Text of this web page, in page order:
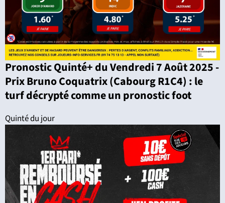
Pronostic Quinté+ du Vendredi 7 Août 2025 -
Prix Bruno Coquatrix (Cabourg R1C4) : le
turf décrypté comme un pronostic foot
Quinté du jour